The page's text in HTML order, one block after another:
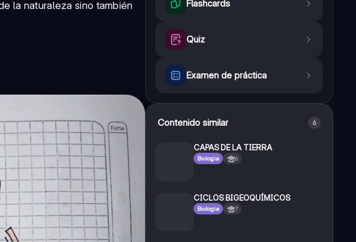
la naturaleza sino también
Flashcards
Quiz
Examen de práctica
Contenido similar 6
CAPAS DE LA TIERRA
Biologia 6
CICLOS BIGEOQUÍMICOS
Biologia 7